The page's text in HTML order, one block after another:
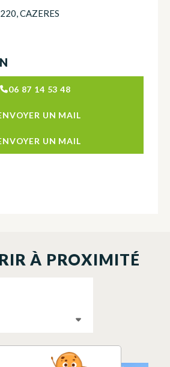
CAZERES
06 87 14 53 48
UN MAIL
UN MAIL
À PROXIMITÉ